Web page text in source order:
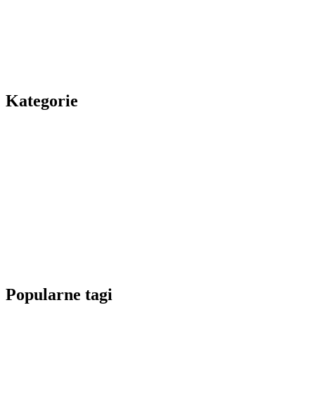
Kategorie
Popularne tagi